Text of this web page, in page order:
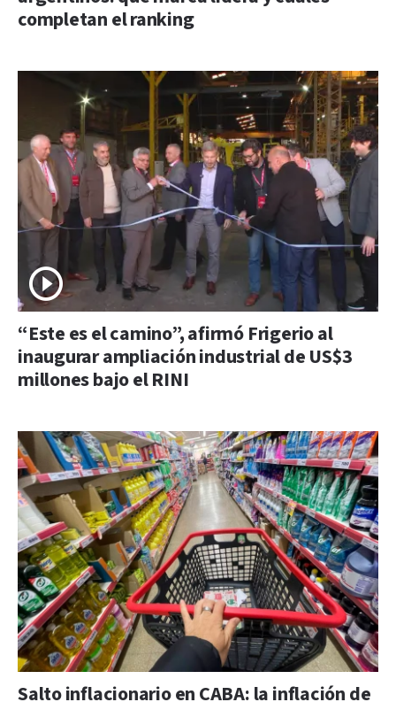
completan el ranking
“Este es el camino”, afirmó Frigerio al
inaugurar ampliación industrial de US$3
millones bajo el RINI
Salto inflacionario en CABA: la inflación de